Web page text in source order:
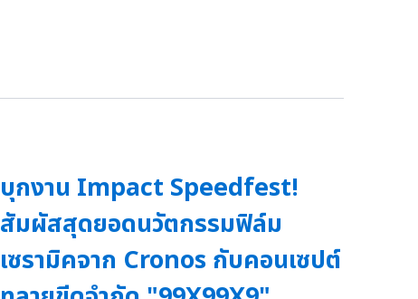
บุกงาน Impact Speedfest!
สัมผัสสุดยอดนวัตกรรมฟิล์ม
เซรามิคจาก Cronos กับคอนเซปต์